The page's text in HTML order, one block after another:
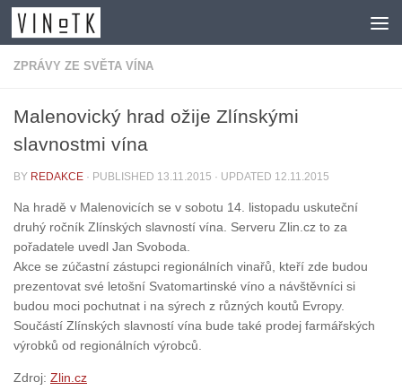
Skip to content
ZPRÁVY ZE SVĚTA VÍNA
Malenovický hrad ožije Zlínskými
slavnostmi vína
BY REDAKCE · PUBLISHED 13.11.2015 · UPDATED 12.11.2015
Na hradě v Malenovicích se v sobotu 14. listopadu uskuteční
druhý ročník Zlínských slavností vína. Serveru Zlin.cz to za
pořadatele uvedl Jan Svoboda.
Akce se zúčastní zástupci regionálních vinařů, kteří zde budou
prezentovat své letošní Svatomartinské víno a návštěvníci si
budou moci pochutnat i na sýrech z různých koutů Evropy.
Součástí Zlínských slavností vína bude také prodej farmářských
výrobků od regionálních výrobců.
Zdroj: Zlin.cz